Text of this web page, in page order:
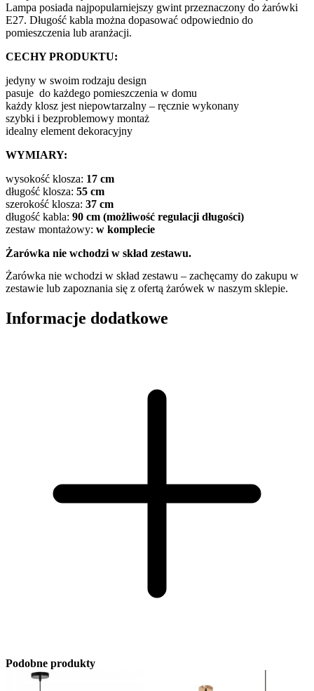
Lampa posiada najpopularniejszy gwint przeznaczony do żarówki
E27. Długość kabla można dopasować odpowiednio do
pomieszczenia lub aranżacji.
CECHY PRODUKTU:
jedyny w swoim rodzaju design
pasuje do każdego pomieszczenia w domu
każdy klosz jest niepowtarzalny – ręcznie wykonany
szybki i bezproblemowy montaż
idealny element dekoracyjny
WYMIARY:
wysokość klosza: 17 cm
długość klosza: 55 cm
szerokość klosza: 37 cm
długość kabla: 90 cm (możliwość regulacji długości)
zestaw montażowy: w komplecie
Żarówka nie wchodzi w skład zestawu.
Żarówka nie wchodzi w skład zestawu – zachęcamy do zakupu w
zestawie lub zapoznania się z ofertą żarówek w naszym sklepie.
Informacje dodatkowe
Podobne produkty